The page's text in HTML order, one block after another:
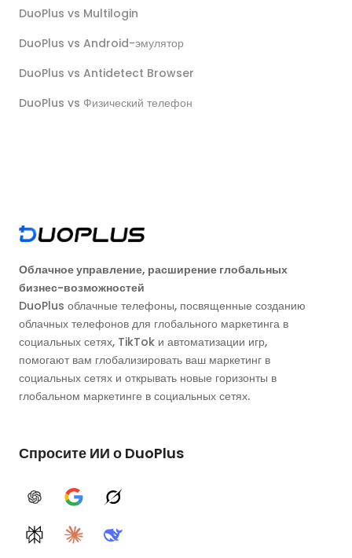
DuoPlus vs Multilogin
DuoPlus vs Android-эмулятор
DuoPlus vs Antidetect Browser
DuoPlus vs Физический телефон
Облачное управление, расширение глобальных
бизнес-возможностей
DuoPlus облачные телефоны, посвященные созданию
облачных телефонов для глобального маркетинга в
социальных сетях, TikTok и автоматизации игр,
помогают вам глобализировать ваш маркетинг в
социальных сетях и открывать новые горизонты в
глобальном маркетинге в социальных сетях.
Спросите ИИ о DuoPlus
ChatGPTGoogle AIGrok
PerplexityClaudeDeepSeek